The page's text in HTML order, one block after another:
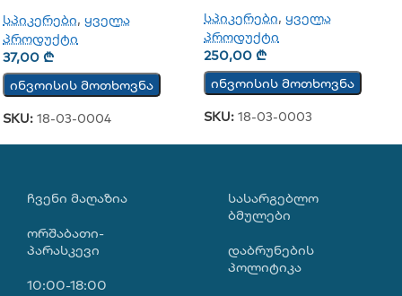
სპიკერები, ყველა
პროდუქტი
37,00 ₾
ინვოისის მოთხოვნა
SKU: 18-03-0004
სპიკერები, ყველა
პროდუქტი
250,00 ₾
ინვოისის მოთხოვნა
SKU: 18-03-0003
ᲩᲕᲔᲜᲘ ᲛᲐᲦᲐᲖᲘᲐ
ორშაბათი-
პარასკევი
10:00-18:00
ᲡᲐᲡᲐᲠᲒᲔᲑᲚᲝ
ᲑᲛᲣᲚᲔᲑᲘ
დაბრუნების
პოლიტიკა